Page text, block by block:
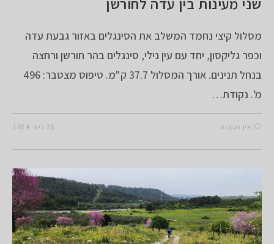
מסלול קיצי נחמד המשלב את הסינגלים באזור גבעת עדה
וכפר גליקסון, יחד עם עין נילי, סינגלים בהר חורשן ורחצה
בנחל תנינים. אורך המסלול 37.7 ק"מ. טיפוס מצטבר: 496
מ'. נקודת…
אין תגובות 25 ביוני 2024